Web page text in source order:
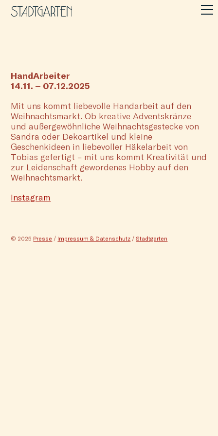
HandArbeiter
14.11. – 07.12.2025
Mit uns kommt liebevolle Handarbeit auf den
Weihnachtsmarkt. Ob kreative Adventskränze
und außergewöhnliche Weihnachtsgestecke von
Sandra oder Dekoartikel und kleine
Geschenkideen in liebevoller Häkelarbeit von
Tobias gefertigt – mit uns kommt Kreativität und
zur Leidenschaft gewordenes Hobby auf den
Weihnachtsmarkt.
Instagram
© 2025 Presse / Impressum & Datenschutz /Stadtgarten